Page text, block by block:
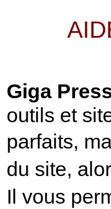
Giga
outils et
parfaits,
du site,
Il vous